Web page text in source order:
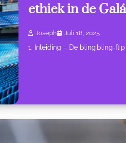
ethiek in de
Joseph Juli 18, 2025
1. Inleiding – De bling